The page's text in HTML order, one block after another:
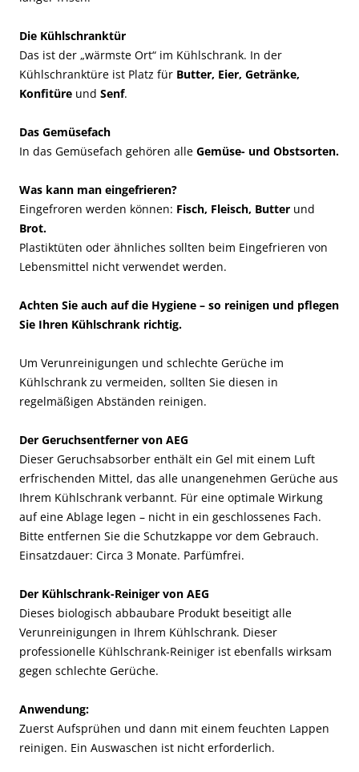
Die Kühlschranktür
Das ist der „wärmste Ort“ im Kühlschrank. In der
Kühlschranktüre ist Platz für Butter, Eier, Getränke,
Konfitüre und Senf.
Das Gemüsefach
In das Gemüsefach gehören alle Gemüse- und Obstsorten.
Was kann man eingefrieren?
Eingefroren werden können: Fisch, Fleisch, Butter und
Brot.
Plastiktüten oder ähnliches sollten beim Eingefrieren von
Lebensmittel nicht verwendet werden.
Achten Sie auch auf die Hygiene – so reinigen und pflegen
Sie Ihren Kühlschrank richtig.
Um Verunreinigungen und schlechte Gerüche im
Kühlschrank zu vermeiden, sollten Sie diesen in
regelmäßigen Abständen reinigen.
Der Geruchsentferner von AEG
Dieser Geruchsabsorber enthält ein Gel mit einem Luft
erfrischenden Mittel, das alle unangenehmen Gerüche aus
Ihrem Kühlschrank verbannt. Für eine optimale Wirkung
auf eine Ablage legen – nicht in ein geschlossenes Fach.
Bitte entfernen Sie die Schutzkappe vor dem Gebrauch.
Einsatzdauer: Circa 3 Monate. Parfümfrei.
Der Kühlschrank-Reiniger von AEG
Dieses biologisch abbaubare Produkt beseitigt alle
Verunreinigungen in Ihrem Kühlschrank. Dieser
professionelle Kühlschrank-Reiniger ist ebenfalls wirksam
gegen schlechte Gerüche.
Anwendung:
Zuerst Aufsprühen und dann mit einem feuchten Lappen
reinigen. Ein Auswaschen ist nicht erforderlich.